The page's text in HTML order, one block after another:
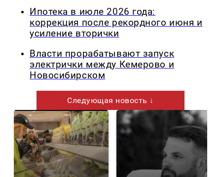
Ипотека в июле 2026 года:
коррекция после рекордного июня и
усиление вторички
Власти прорабатывают запуск
электрички между Кемерово и
Новосибирском
Следующая новость ↓